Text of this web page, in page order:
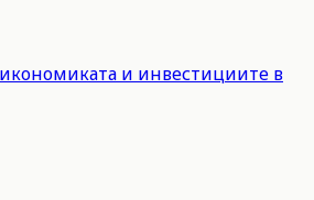
и инвестициите в